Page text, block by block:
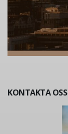
KONTAKTA OSS